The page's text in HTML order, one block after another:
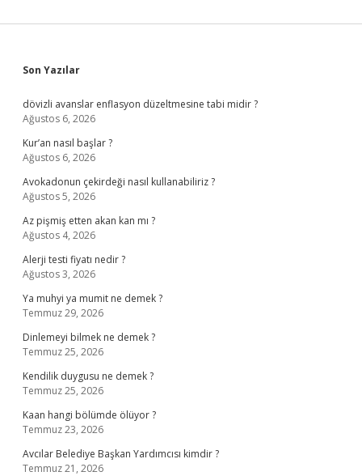
Sidebar
Son Yazılar
dövizli avanslar enflasyon düzeltmesine tabi midir ?
Ağustos 6, 2026
Kur’an nasıl başlar ?
Ağustos 6, 2026
Avokadonun çekirdeği nasıl kullanabiliriz ?
Ağustos 5, 2026
Az pişmiş etten akan kan mı ?
Ağustos 4, 2026
Alerji testi fiyatı nedir ?
Ağustos 3, 2026
Ya muhyi ya mumit ne demek ?
Temmuz 29, 2026
Dinlemeyi bilmek ne demek ?
Temmuz 25, 2026
Kendilik duygusu ne demek ?
Temmuz 25, 2026
Kaan hangi bölümde ölüyor ?
Temmuz 23, 2026
Avcılar Belediye Başkan Yardımcısı kimdir ?
Temmuz 21, 2026